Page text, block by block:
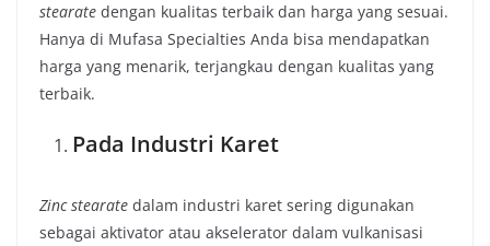
stearate dengan kualitas terbaik dan harga yang sesuai.
Hanya di Mufasa Specialties Anda bisa mendapatkan
harga yang menarik, terjangkau dengan kualitas yang
terbaik.
Pada Industri Karet
Zinc stearate dalam industri karet sering digunakan
sebagai aktivator atau akselerator dalam vulkanisasi